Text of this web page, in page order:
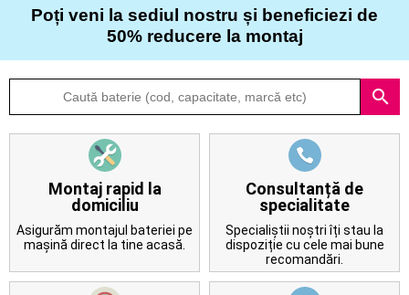
Articole
Despre
Contact
Poți veni la sediul nostru și beneficiezi de
50% reducere la montaj
search
Montaj rapid la
domiciliu
Asigurăm montajul bateriei pe
mașină direct la tine acasă.
Consultanță de
specialitate
Specialiștii noștri îți stau la
dispoziție cu cele mai bune
recomandări.